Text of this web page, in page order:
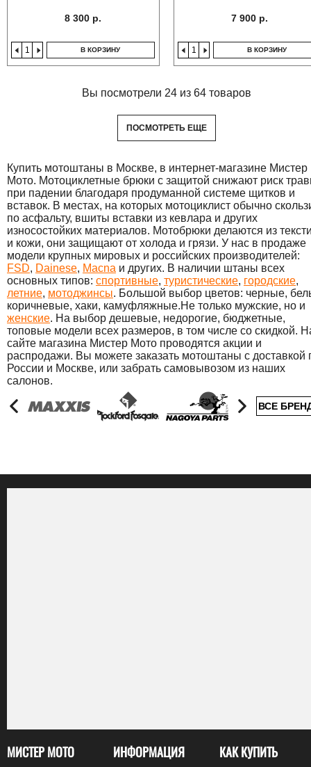
8 300 р.
В КОРЗИНУ
7 900 р.
В КОРЗИНУ
Вы посмотрели 24 из 64 товаров
ПОСМОТРЕТЬ ЕЩЕ
Купить мотоштаны в Москве, в интернет-магазине Мистер
Мото. Мотоциклетные брюки с защитой снижают риск
при падении благодаря продуманной системе щитков и
вставок. В местах, на которых мотоциклист обычно
по асфальту, вшиты вставки из кевлара и других
износостойких материалов. Мотобрюки делаются из
и кожи, они защищают от холода и грязи. У нас в продаже
модели крупных мировых и российских производителей:
FSD, Dainese, Macna и других. В наличии штаны всех
основных типов: спортивные, туристические, городские,
летние, мотоджинсы. Большой выбор цветов: черные,
коричневые, хаки, камуфляжные.Не только мужские, но и
женские. На выбор дешевые, недорогие, бюджетные,
топовые модели всех размеров, в том числе со скидкой.
сайте магазина Мистер Мото проводятся акции и
распродажи. Вы можете заказать мотоштаны с доставкой
России и Москве, или забрать самовывозом из наших
салонов.
ВСЕ
МИСТЕР МОТО ИНФОРМАЦИЯ КАК КУПИТЬ